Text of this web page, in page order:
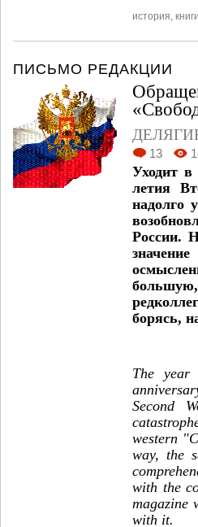
история книги
ПИСЬМО РЕДАКЦИИ
ДЕЛЯГИН
13
Уходит в
летия
надолго
России.
борясь,
The
Second
western
way, the
with the
magazine
with it.